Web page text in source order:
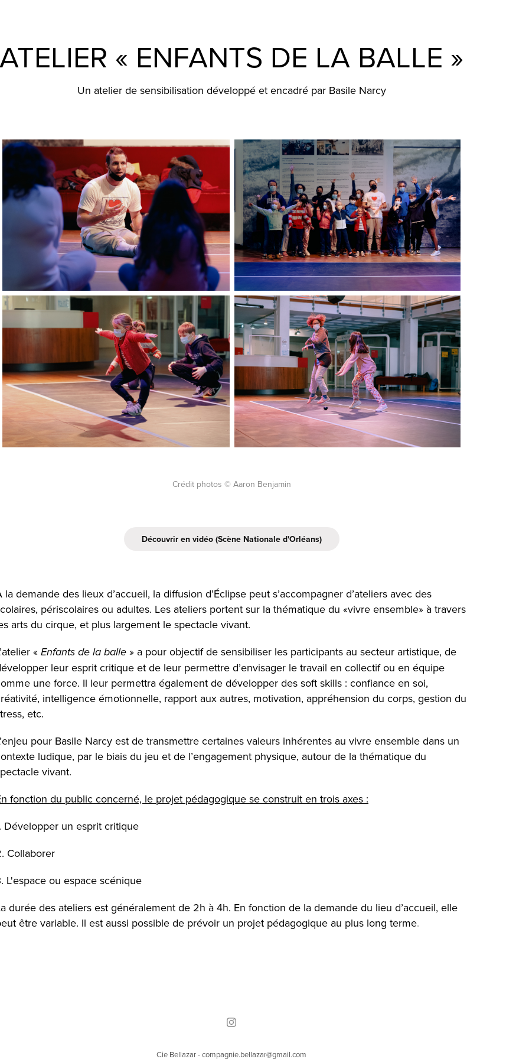
ATELIER « ENFANTS DE LA BALLE »
Un atelier de sensibilisation développé et encadré par Basile Narcy
Crédit photos © Aaron Benjamin
Découvrir en vidéo (Scène Nationale d'Orléans)
la demande des lieux d’accueil, la diffusion d’Éclipse peut s’accompagner d’ateliers avec des
périscolaires ou adultes. Les ateliers portent sur la thématique du «vivre ensemble» à travers
arts du cirque, et plus largement le spectacle vivant.
« Enfants de la balle » a pour objectif de sensibiliser les participants au secteur artistique, de
leur esprit critique et de leur permettre d’envisager le travail en collectif ou en équipe
une force. Il leur permettra également de développer des soft skills : confiance en soi,
intelligence émotionnelle, rapport aux autres, motivation, appréhension du corps, gestion du
etc.
pour Basile Narcy est de transmettre certaines valeurs inhérentes au vivre ensemble dans un
ludique, par le biais du jeu et de l’engagement physique, autour de la thématique du
vivant.
fonction du public concerné, le projet pédagogique se construit en trois axes :
Développer un esprit critique
Collaborer
L'espace ou espace scénique
durée des ateliers est généralement de 2h à 4h. En fonction de la demande du lieu d’accueil, elle
être variable. Il est aussi possible de prévoir un projet pédagogique au plus long terme.
Cie Bellazar - compagnie.bellazar@gmail.com